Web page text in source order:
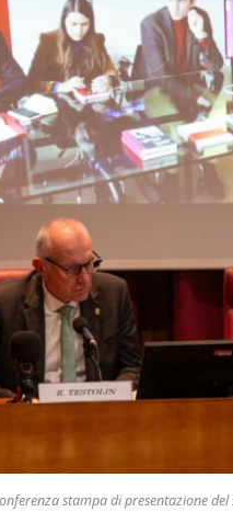
stampa di presentazione